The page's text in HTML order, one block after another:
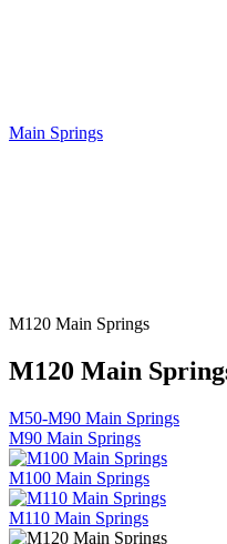
Main Springs
M120 Main Springs
M120 Main
M50-M90 Main Springs
M90 Main Springs
M100 Main Springs
M110 Main Springs